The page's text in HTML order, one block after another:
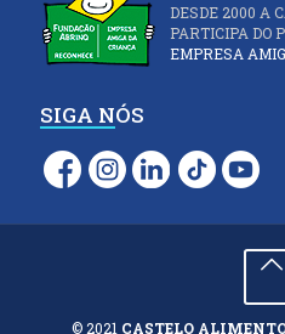
DESDE 2000 A
PARTICIPA DO
EMPRESA
SIGA NÓS
© 2021 CASTELO